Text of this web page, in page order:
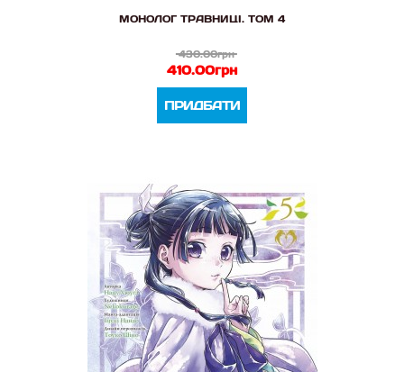
МОНОЛОГ ТРАВНИЦІ. ТОМ 4
430.00грн
410.00грн
ПРИДБАТИ